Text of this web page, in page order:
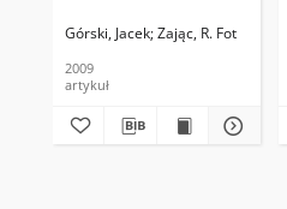
Górski, Jacek Zając, R. Fot
2009
artykuł